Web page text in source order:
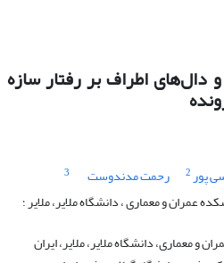
دال‌های اطراف بر رفتار سازه
پور2 رحمت مدندوست
3
عمران و معماری ، دانشگاه ملایر، ملایر ؛
معماری، دانشگاه ملایر، ملایر، ایران